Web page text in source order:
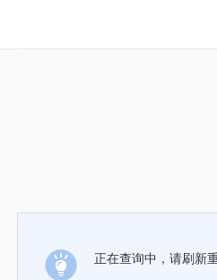
正在查询中，请刷新